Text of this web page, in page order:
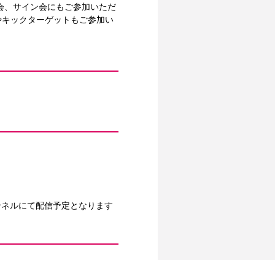
、サイン会にもご参加いただ
ックターゲットもご参加い
ルにて配信予定となります